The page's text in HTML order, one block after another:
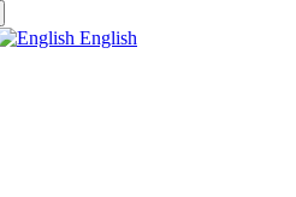
English